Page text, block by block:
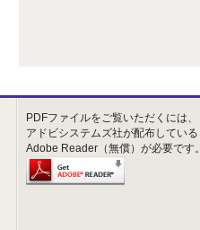
PDFファイルをご覧いただくには、
アドビシステムズ社が配布している
Adobe Reader（無償）が必要です。